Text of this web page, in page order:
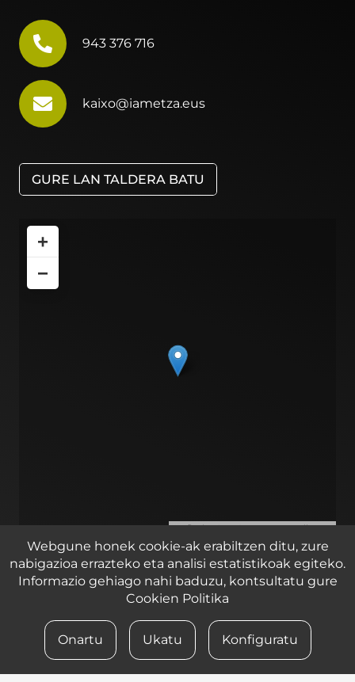
943 376 716
kaixo@iametza.eus
GURE LAN TALDERA BATU
+
−
Leaflet| ©OpenStreetMapcontributors
Zirkuitu ibilbidea 2, 1 pabilioia, Lasarte – Oria 20160
LEGE OHARRA
Webgune honek cookie-ak erabiltzen ditu, zure
nabigazioa errazteko eta analisi estatistikoak egiteko.
Informazio gehiago nahi baduzu, kontsultatu gure
Cookien Politika
Onartu Ukatu Konfiguratu